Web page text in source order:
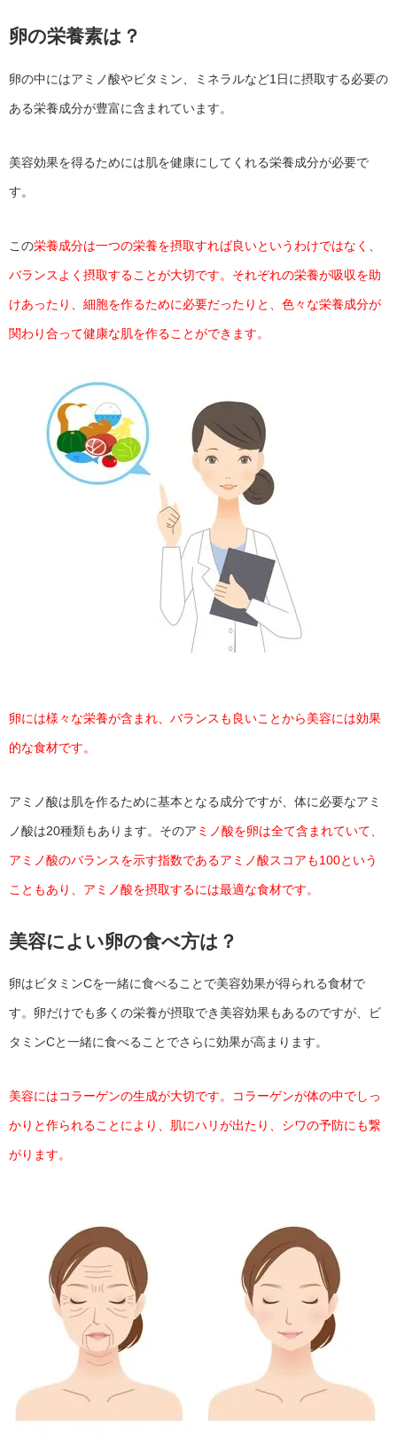
卵の栄養素は？
卵の中にはアミノ酸やビタミン、ミネラルなど1日に摂取する必要の
ある栄養成分が豊富に含まれています。
美容効果を得るためには肌を健康にしてくれる栄養成分が必要で
す。
この栄養成分は一つの栄養を摂取すれば良いというわけではなく、
バランスよく摂取することが大切です。それぞれの栄養が吸収を助
けあったり、細胞を作るために必要だったりと、色々な栄養成分が
関わり合って健康な肌を作ることができます。
卵には様々な栄養が含まれ、バランスも良いことから美容には効果
的な食材です。
アミノ酸は肌を作るために基本となる成分ですが、体に必要なアミ
ノ酸は20種類もあります。そのア ミノ酸を卵は全て含まれていて、
アミノ酸のバランスを示す指数であるアミノ酸スコアも100という
こともあり、アミノ酸を摂取するには最適な食材です。
美容によい卵の食べ方は？
卵はビタミンCを一緒に食べることで美容効果が得られる食材で
す。卵だけでも多くの栄養が摂取でき美容効果もあるのですが、ビ
タミンCと一緒に食べることでさらに効果が高まります。
美容にはコラーゲンの生成が大切です。コラーゲンが体の中でしっ
かりと作られることにより、肌にハリが出たり、シワの予防にも繋
がります。